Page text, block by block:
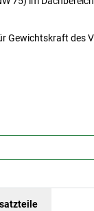
Gewichtskraft des